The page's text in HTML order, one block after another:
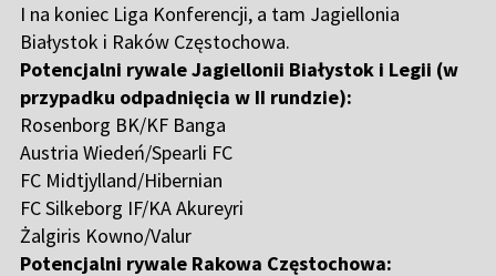
I na koniec Liga Konferencji, a tam Jagiellonia
Białystok i Raków Częstochowa.
Potencjalni rywale Jagiellonii Białystok i Legii (w
przypadku odpadnięcia w II rundzie):
Rosenborg BK/KF Banga
Austria Wiedeń/Spearli FC
FC Midtjylland/Hibernian
FC Silkeborg IF/KA Akureyri
Żalgiris Kowno/Valur
Potencjalni rywale Rakowa Częstochowa: